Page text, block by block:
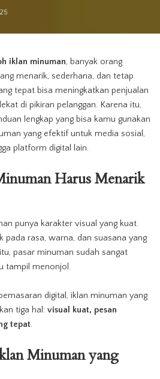
iklan minuman, banyak orang
menarik, sederhana, dan tetap
tepat bisa meningkatkan penjualan
di pikiran pelanggan. Karena itu,
lengkap yang bisa kamu gunakan
yang efektif untuk media sosial,
platform digital lain.
Harus Menarik
punya karakter visual yang kuat.
pada rasa, warna, dan suasana yang
pasar minuman sudah sangat
tampil menonjol.
digital, iklan minuman yang
tiga hal: visual kuat, pesan
tepat.
Minumanyang